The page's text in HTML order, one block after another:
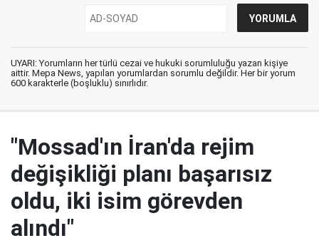
UYARI: Yorumların her türlü cezai ve hukuki sorumluluğu yazan kişiye
aittir. Mepa News, yapılan yorumlardan sorumlu değildir. Her bir yorum
600 karakterle (boşluklu) sınırlıdır.
"Mossad'ın İran'da rejim
değişikliği planı başarısız
oldu, iki isim görevden
alındı"